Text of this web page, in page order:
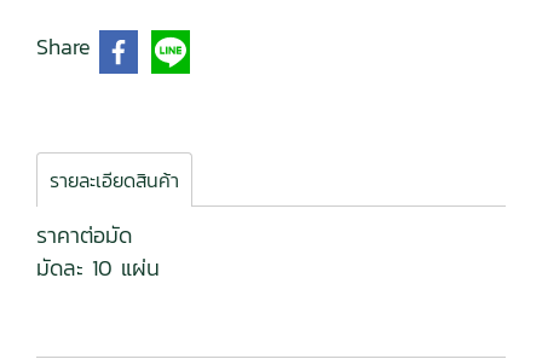
Share
รายละเอียดสินค้า
ราคาต่อมัด
มัดละ 10 แผ่น